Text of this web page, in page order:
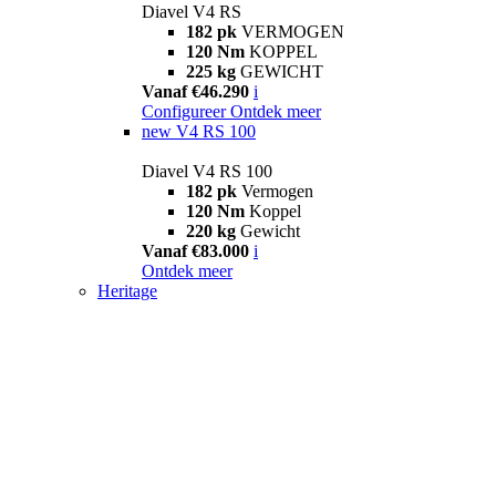
Diavel V4 RS
182 pk VERMOGEN
120 Nm KOPPEL
225 kg GEWICHT
Vanaf €46.290 i
Configureer Ontdek meer
new V4 RS 100
Diavel V4 RS 100
182 pk Vermogen
120 Nm Koppel
220 kg Gewicht
Vanaf €83.000 i
Ontdek meer
Heritage